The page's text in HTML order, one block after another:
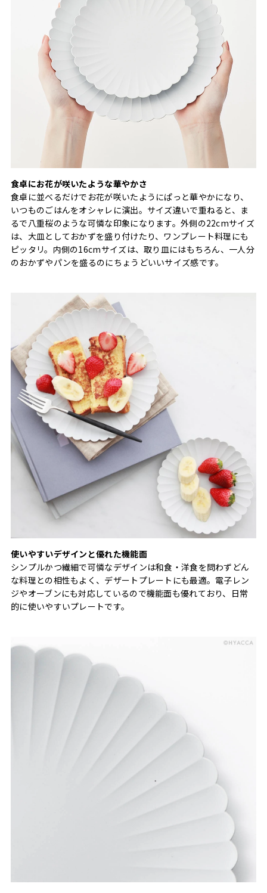
食卓にお花が咲いたような華やかさ
食卓に並べるだけでお花が咲いたようにぱっと華やかになり、
いつものごはんをオシャレに演出。サイズ違いで重ねると、ま
るで八重桜のような可憐な印象になります。外側の22cmサイズ
は、大皿としておかずを盛り付けたり、ワンプレート料理にも
ピッタリ。内側の16cmサイズは、取り皿にはもちろん、一人分
のおかずやパンを盛るのにちょうどいいサイズ感です。
使いやすいデザインと優れた機能面
シンプルかつ繊細で可憐なデザインは和食・洋食を問わずどん
な料理との相性もよく、デザートプレートにも最適。電子レン
ジやオーブンにも対応しているので機能面も優れており、日常
的に使いやすいプレートです。